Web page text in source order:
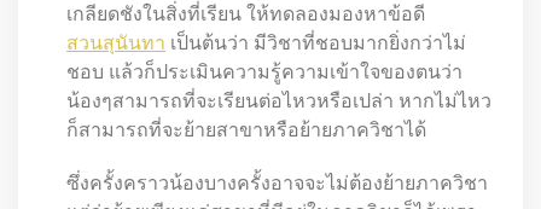
เกลียดชังในสิ่งที่เรียน ให้ทดลองมองหาข้อดี
สวนสุนันทา เป็นต้นว่า มีวิชาที่ชอบมากยิ่งกว่าไม่
ชอบ แล้วก็ประเมินความรู้ความเข้าใจของตนว่า
น้องๆสามารถที่จะเรียนต่อไหวหรือเปล่า หากไม่ไหว
ก็สามารถที่จะย้ายสาขาหรือย้ายภาควิชาได้
ซึ่งครั้งคราวน้องบางครั้งอาจจะไม่ต้องย้ายภาควิชา